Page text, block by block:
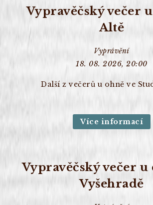
Vypravěčský večer
Altě
Vyprávění
18. 08. 2026, 20:00
Další z večerů u ohně ve
Více informací
Vypravěčský večer u
Vyšehradě